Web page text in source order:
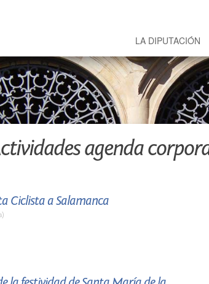
LA DIPUTACIÓN
agenda
Ciclista a Salamanca